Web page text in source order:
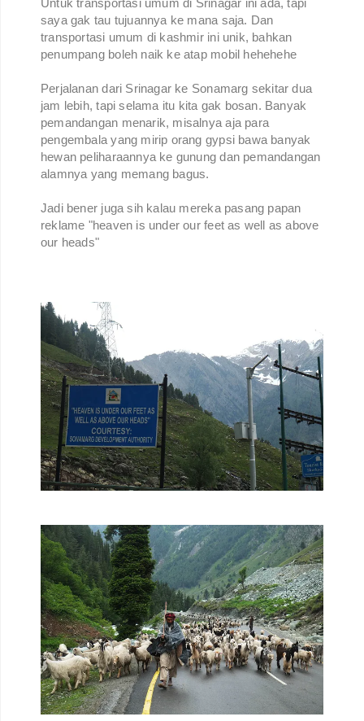
Untuk transportasi umum di Srinagar ini ada, tapi
saya gak tau tujuannya ke mana saja. Dan
transportasi umum di kashmir ini unik, bahkan
penumpang boleh naik ke atap mobil hehehehe
Perjalanan dari Srinagar ke Sonamarg sekitar dua
jam lebih, tapi selama itu kita gak bosan. Banyak
pemandangan menarik, misalnya aja para
pengembala yang mirip orang gypsi bawa banyak
hewan peliharaannya ke gunung dan pemandangan
alamnya yang memang bagus.
Jadi bener juga sih kalau mereka pasang papan
reklame "heaven is under our feet as well as above
our heads"